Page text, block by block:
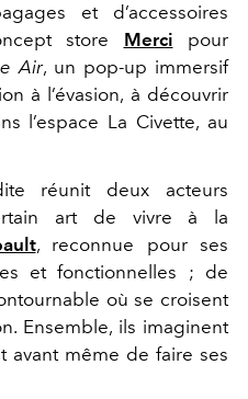
et d’accessoires
store Merci pour
Air, un pop-up immersif
à l’évasion, à découvrir
l’espace La Civette, au
réunit deux acteurs
art de vivre à la
, reconnue pour ses
et fonctionnelles ; de
où se croisent
Ensemble, ils imaginent
avant même de faire ses